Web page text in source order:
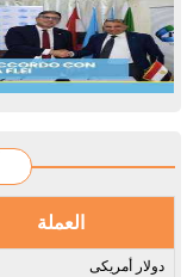
العملة
دولار أمريكى​